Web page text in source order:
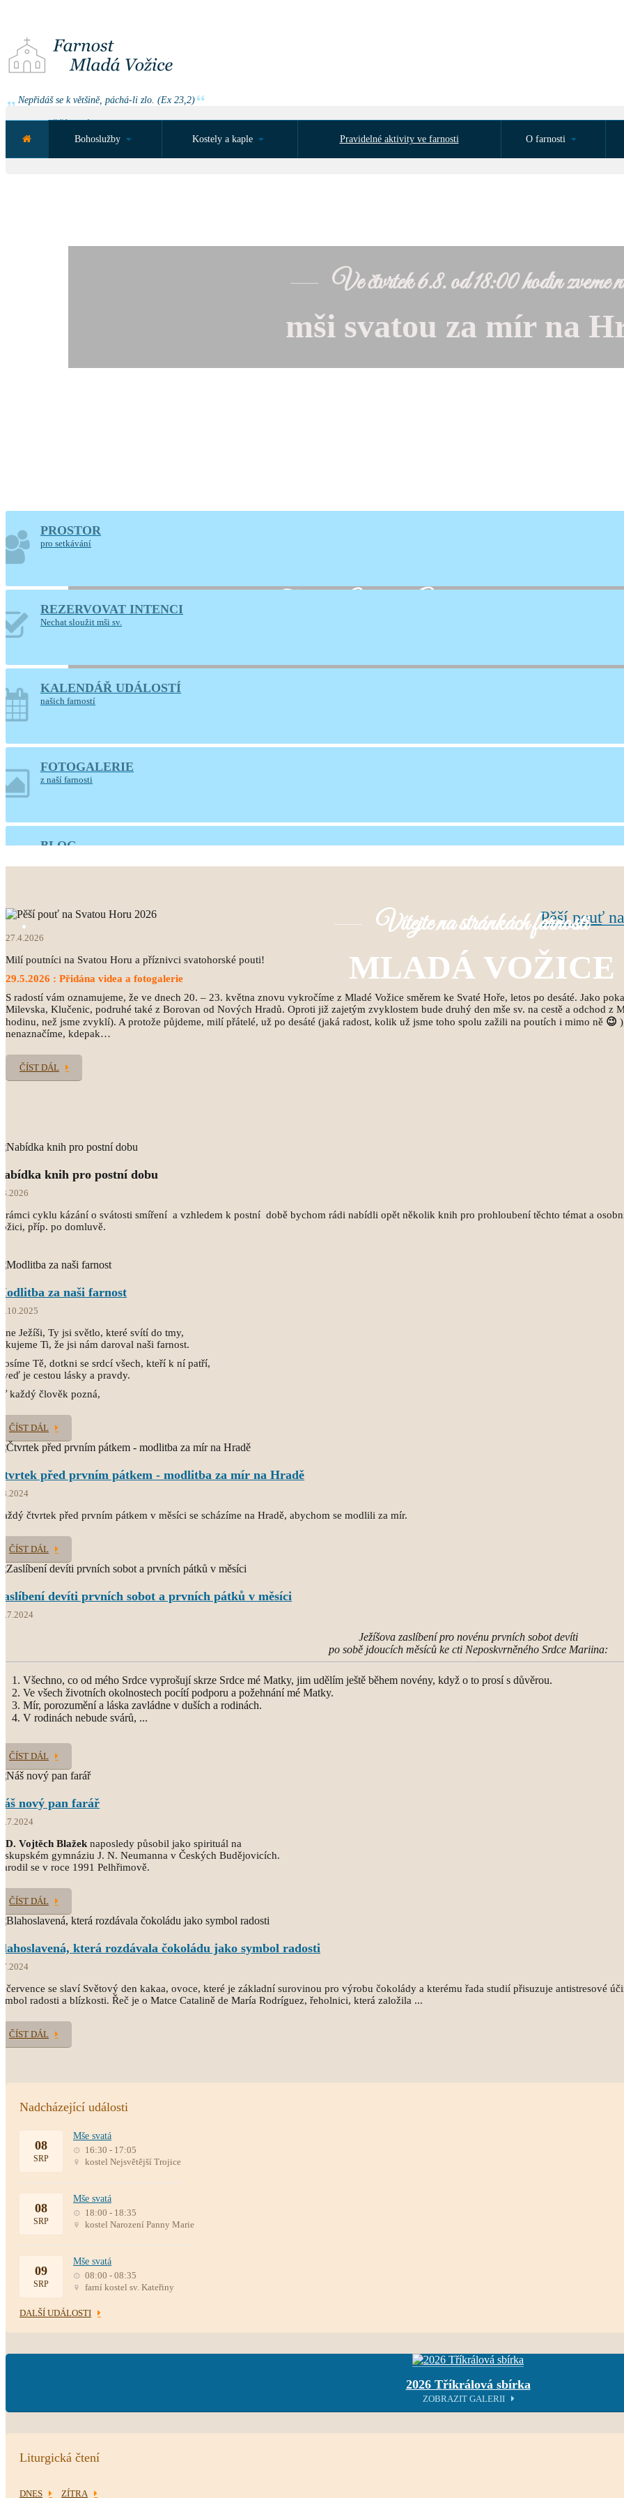
Nepřidáš se k většině, páchá-li zlo. (Ex 23,2)
Bohoslužby
Kostely a kaple Pravidelné aktivity ve farnosti O farnosti
Ve čtvrtek 6.8. od 18:00 hodin zveme
mši svatou za mír na
Vítejte na stránkách farnosti
MLADÁ VOŽICE
PROSTOR
pro setkávání
REZERVOVAT INTENCI
Nechat sloužit mši sv.
KALENDÁŘ UDÁLOSTÍ
našich farností
FOTOGALERIE
z naší farnosti
BLOG
Pěší pouť
27.4.2026
Milí poutníci na Svatou Horu a příznivci svatohorské pouti!
29.5.2026 : Přidána videa a fotogalerie
S radostí vám oznamujeme, že ve dnech 20. – 23. května znovu vykročíme z Mladé Vožice směrem ke Svaté Hoře, letos po desáté. Jako
Milevska, Klučenic, podruhé také z Borovan od Nových Hradů. Oproti již zajetým zvyklostem bude druhý den mše sv. na cestě a odchod z
hodinu, než jsme zvyklí). A protože půjdeme, milí přátelé, už po desáté (jaká radost, kolik už jsme toho spolu zažili na poutích i mimo ně 😉
nenaznačíme, kdepak…
ČÍST DÁL
knih pro postní dobu
rámci cyklu kázání o svátosti smíření a vzhledem k postní době bychom rádi nabídli opět několik knih pro prohloubení těchto témat a
příp. po domluvě.
za naši farnost
Ježíši, Ty jsi světlo, které svítí do tmy,
Ti, že jsi nám daroval naši farnost.
Tě, dotkni se srdcí všech, kteří k ní patří,
veď je cestou lásky a pravdy.
každý člověk pozná,
ČÍST DÁL
před prvním pátkem - modlitba za mír na Hradě
čtvrtek před prvním pátkem v měsíci se scházíme na Hradě, abychom se modlili za mír.
ČÍST DÁL
devíti prvních sobot a prvních pátků v měsíci
Ježíšova zaslíbení pro novénu prvních sobot devíti
po sobě jdoucích měsíců ke cti Neposkvrněného Srdce Mariina:
Všechno, co od mého Srdce vyprošují skrze Srdce mé Matky, jim udělím ještě během novény, když o to prosí s důvěrou.
Ve všech životních okolnostech pocítí podporu a požehnání mé Matky.
Mír, porozumění a láska zavládne v duších a rodinách.
V rodinách nebude svárů, ...
ČÍST DÁL
nový pan farář
Vojtěch Blažek naposledy působil jako spirituál na
gymnáziu J. N. Neumanna v Českých Budějovicích.
se v roce 1991 Pelhřimově.
ČÍST DÁL
která rozdávala čokoládu jako symbol radosti
července se slaví Světový den kakaa, ovoce, které je základní surovinou pro výrobu čokolády a kterému řada studií přisuzuje antistresové
radosti a blízkosti. Řeč je o Matce Catalině de María Rodríguez, řeholnici, která založila ...
ČÍST DÁL
Nadcházející události
08
SRP
Mše svatá
16:30 - 17:05
kostel Nejsvětější Trojice
08
SRP
Mše svatá
18:00 - 18:35
kostel Narození Panny Marie
09
SRP
Mše svatá
08:00 - 08:35
farní kostel sv. Kateřiny
DALŠÍ UDÁLOSTI
2026 Tříkrálová sbírka
ZOBRAZIT GALERII
Liturgická čtení
DNES ZÍTRA